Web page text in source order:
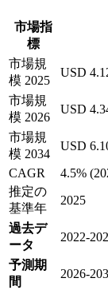
市場指
標
市場規
模 2025
USD
市場規
模 2026
USD
市場規
模 2034
USD
CAGR
4.5%
推定の
基準年
2025
過去デ
ータ
2022-
予測期
間
2026-